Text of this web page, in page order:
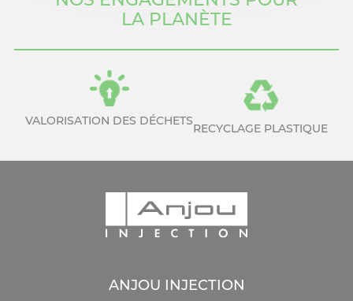
LA PLANÈTE
VALORISATION DES DÉCHETS
RECYCLAGE PLASTIQUE
ANJOU INJECTION